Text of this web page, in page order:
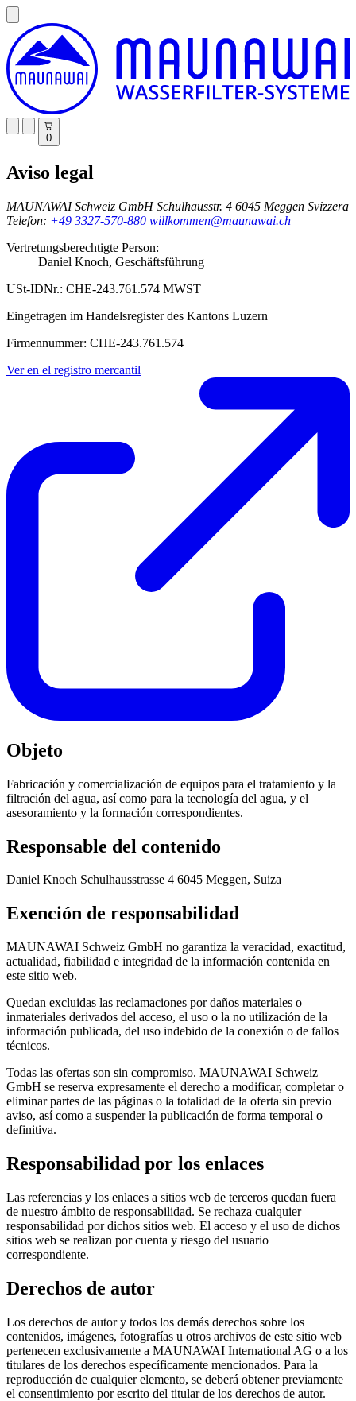
0
Aviso legal
MAUNAWAI Schweiz GmbH Schulhausstr. 4 6045 Meggen Svizzera
Telefon: +49 3327-570-880 willkommen@maunawai.ch
Vertretungsberechtigte Person:
Daniel Knoch, Geschäftsführung
USt-IDNr.: CHE-243.761.574 MWST
Eingetragen im Handelsregister des Kantons Luzern
Firmennummer: CHE-243.761.574
Ver en el registro mercantil
Objeto
Fabricación y comercialización de equipos para el tratamiento y la
filtración del agua, así como para la tecnología del agua, y el
asesoramiento y la formación correspondientes.
Responsable del contenido
Daniel Knoch Schulhausstrasse 4 6045 Meggen, Suiza
Exención de responsabilidad
MAUNAWAI Schweiz GmbH no garantiza la veracidad, exactitud,
actualidad, fiabilidad e integridad de la información contenida en
este sitio web.
Quedan excluidas las reclamaciones por daños materiales o
inmateriales derivados del acceso, el uso o la no utilización de la
información publicada, del uso indebido de la conexión o de fallos
técnicos.
Todas las ofertas son sin compromiso. MAUNAWAI Schweiz
GmbH se reserva expresamente el derecho a modificar, completar o
eliminar partes de las páginas o la totalidad de la oferta sin previo
aviso, así como a suspender la publicación de forma temporal o
definitiva.
Responsabilidad por los enlaces
Las referencias y los enlaces a sitios web de terceros quedan fuera
de nuestro ámbito de responsabilidad. Se rechaza cualquier
responsabilidad por dichos sitios web. El acceso y el uso de dichos
sitios web se realizan por cuenta y riesgo del usuario
correspondiente.
Derechos de autor
Los derechos de autor y todos los demás derechos sobre los
contenidos, imágenes, fotografías u otros archivos de este sitio web
pertenecen exclusivamente a MAUNAWAI International AG o a los
titulares de los derechos específicamente mencionados. Para la
reproducción de cualquier elemento, se deberá obtener previamente
el consentimiento por escrito del titular de los derechos de autor.